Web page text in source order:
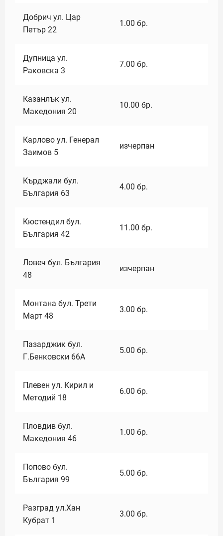
Добрич ул. Цар
Петър 22
1.00 бр.
Дупница ул.
Раковска 3
7.00 бр.
Казанлък ул.
Македония 20
10.00 бр.
Карлово ул. Генерал
Заимов 5
изчерпан
Кърджали бул.
България 63
4.00 бр.
Кюстендил бул.
България 42
11.00 бр.
Ловеч бул. България
48
изчерпан
Монтана бул. Трети
Март 48
3.00 бр.
Пазарджик бул.
Г.Бенковски 66А
5.00 бр.
Плевен ул. Кирил и
Методий 18
6.00 бр.
Пловдив бул.
Македония 46
1.00 бр.
Попово бул.
България 99
5.00 бр.
Разград ул.Хан
Кубрат 1
3.00 бр.